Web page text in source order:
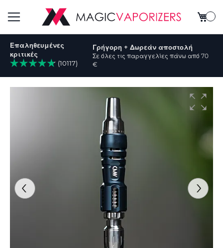
Εναλλαγή
Πλοήγησης
Το
Επαληθευμένες
κριτικές
(10117)
Γρήγορη + Δωρεάν αποστολή
Σε όλες τις παραγγελίες πάνω από 70
€